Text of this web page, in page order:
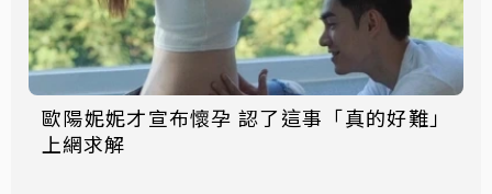
歐陽妮妮才宣布懷孕 認了這事「真的好難」
上網求解